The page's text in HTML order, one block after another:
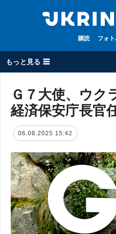
購読 フォ
もっと見る ☰
全てのトピック
被占領地
政治
経済・復興
防衛
社会・文化
スポーツ
犯罪
Ｇ７大使、ウク
経済保安庁長官
06.08.2025 15:42